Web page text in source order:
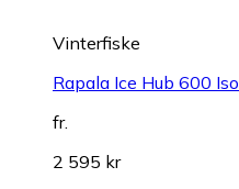
Vinterfiske
Rapala Ice Hub 600
fr.
2 595 kr